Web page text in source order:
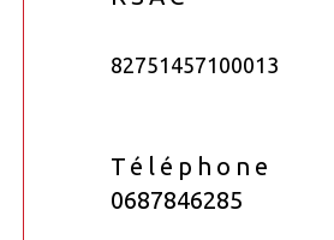
82751457100013
Téléphone
0687846285